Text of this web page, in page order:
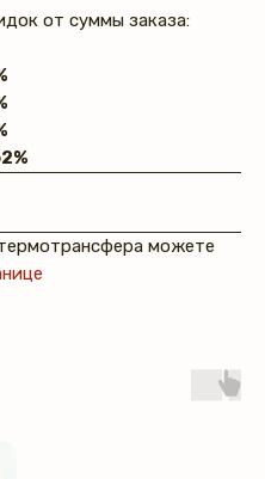
от суммы заказа:
можете